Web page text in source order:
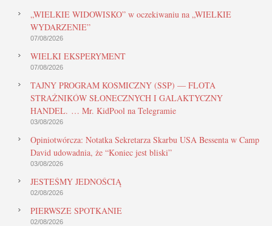
„WIELKIE WIDOWISKO” w oczekiwaniu na „WIELKIE
WYDARZENIE”
07/08/2026
WIELKI EKSPERYMENT
07/08/2026
TAJNY PROGRAM KOSMICZNY (SSP) — FLOTA
STRAŻNIKÓW SŁONECZNYCH I GALAKTYCZNY
HANDEL. … Mr. KidPool na Telegramie
03/08/2026
Opiniotwórcza: Notatka Sekretarza Skarbu USA Bessenta w Camp
David udowadnia, że “Koniec jest bliski”
03/08/2026
JESTEŚMY JEDNOŚCIĄ
02/08/2026
PIERWSZE SPOTKANIE
02/08/2026